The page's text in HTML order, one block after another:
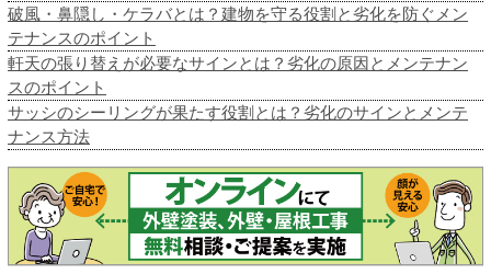
破風・鼻隠し・ケラバとは？建物を守る役割と劣化を防ぐメン
テナンスのポイント
軒天の張り替えが必要なサインとは？劣化の原因とメンテナン
スのポイント
サッシのシーリングが果たす役割とは？劣化のサインとメンテ
ナンス方法